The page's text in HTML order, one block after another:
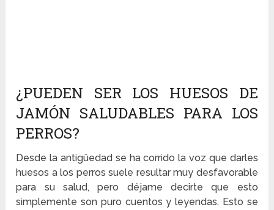
¿PUEDEN SER LOS HUESOS DE
JAMÓN SALUDABLES PARA LOS
PERROS?
Desde la antigüedad se ha corrido la voz que darles
huesos a los perros suele resultar muy desfavorable
para su salud, pero déjame decirte que esto
simplemente son puro cuentos y leyendas. Esto se